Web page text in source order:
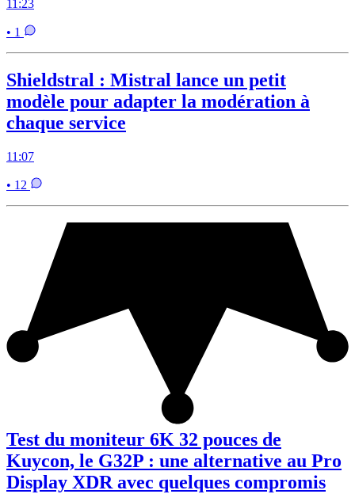
11:23
• 1
Shieldstral : Mistral lance un petit
modèle pour adapter la modération à
chaque service
11:07
• 12
Test du moniteur 6K 32 pouces de
Kuycon, le G32P : une alternative au Pro
Display XDR avec quelques compromis